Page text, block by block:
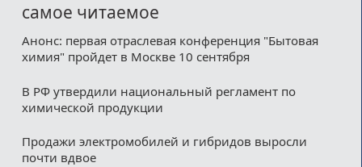
самое читаемое
Анонс: первая отраслевая конференция "Бытовая
химия" пройдет в Москве 10 сентября
В РФ утвердили национальный регламент по
химической продукции
Продажи электромобилей и гибридов выросли
почти вдвое